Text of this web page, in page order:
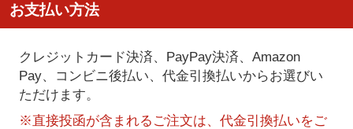
お支払い方法
クレジットカード決済、PayPay決済、Amazon
Pay、コンビニ後払い、代金引換払いからお選びい
ただけます。
※直接投函が含まれるご注文は、代金引換払いをご